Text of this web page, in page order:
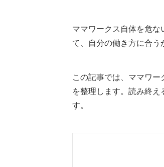
ママワークス自体を危
て、自分の働き方に合う
この記事では、ママワ
を整理します。読み終
す。